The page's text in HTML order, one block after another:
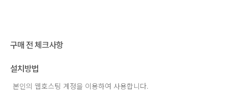
구매 전 체크사항
설치방법
본인의 웹호스팅 계정을 이용하여 사용합니다.